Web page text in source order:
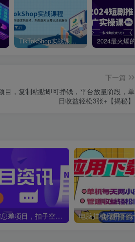
TikTokShop实战课程，手把手教你低成本启动，东南亚无货源玩法全解析
下一篇
目，复制粘贴即可挣钱，平台放量阶段，单
日收益轻松3张+【揭秘】
一个热门信息差项目，扣子空间邀请码无脑搬运，2小时赚300元。